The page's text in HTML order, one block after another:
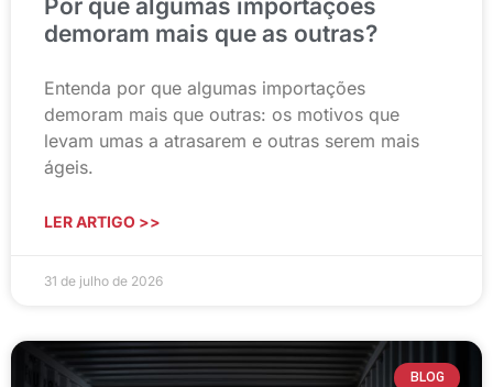
Por que algumas importações
demoram mais que as outras?
Entenda por que algumas importações
demoram mais que outras: os motivos que
levam umas a atrasarem e outras serem mais
ágeis.
LER ARTIGO >>
31 de julho de 2026
BLOG